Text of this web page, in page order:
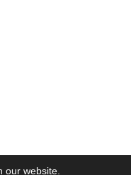
our website.